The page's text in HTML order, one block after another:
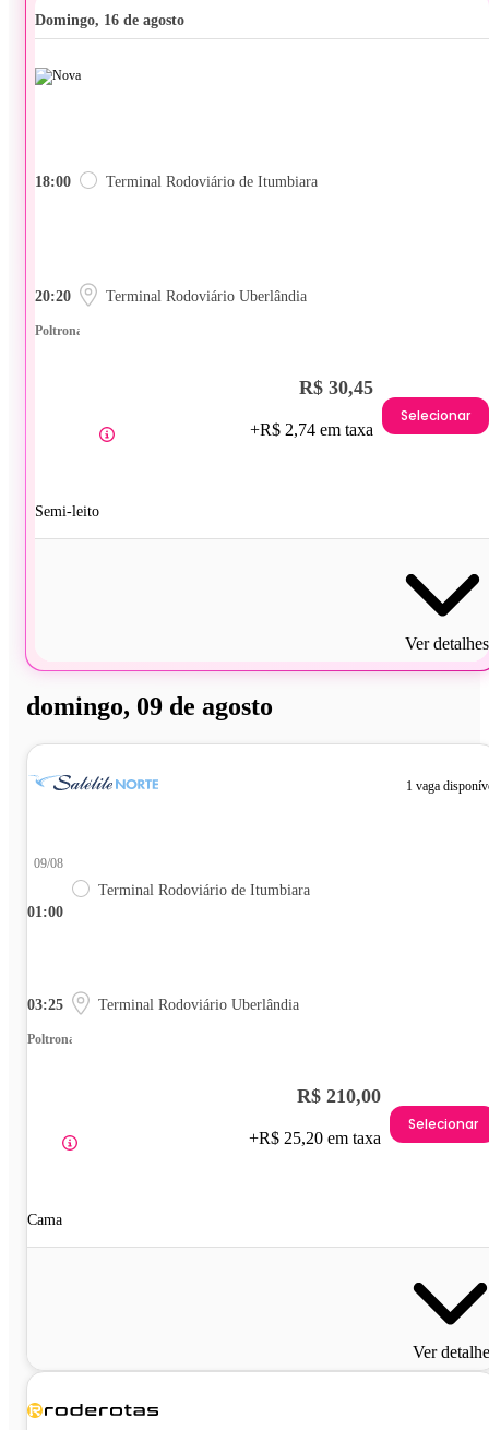
domingo, 16 de agosto
18:00 Terminal Rodoviário de Itumbiara
20:20 Terminal Rodoviário Uberlândia
Poltrona
Semi-leito
R$ 30,45
+R$ 2,74 em taxa
Selecionar
Ver detalhes
domingo, 09 de agosto
1 vaga
01:00
09/08
Terminal Rodoviário de Itumbiara
03:25 Terminal Rodoviário Uberlândia
Poltrona
Cama
R$ 210,00
+R$ 25,20 em taxa
Selecionar
Ver